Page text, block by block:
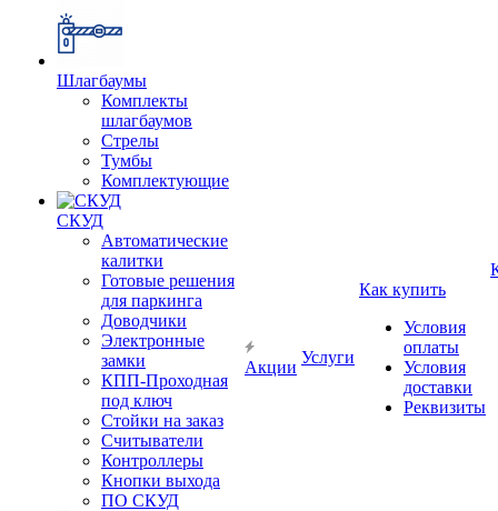
Шлагбаумы
Комплекты
шлагбаумов
Стрелы
Тумбы
Комплектующие
СКУД
Автоматические
калитки
Готовые решения
для паркинга
Доводчики
Электронные
замки
КПП-Проходная
под ключ
Стойки на заказ
Считыватели
Контроллеры
Кнопки выхода
ПО СКУД
Акции
Услуги
Как купить
Условия
оплаты
Условия
доставки
Реквизиты